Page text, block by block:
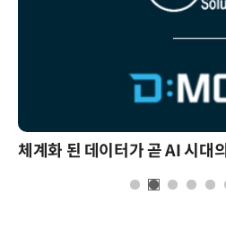
체계화 된 데이터가 곧 AI 시대